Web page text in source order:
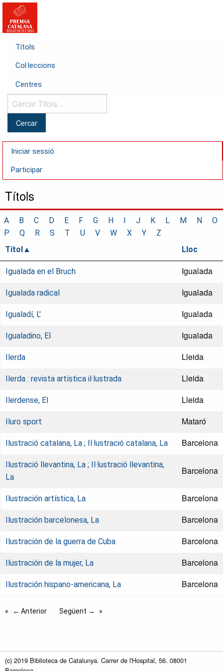
Títols
Col·leccions
Centres
Cercar
Títols...
Iniciar sessió
Participar
Títols
A B C D E F G H I J K L M N
O
P
Q R S T U V W X Y
Z
Títol
Lloc
Igualada en el Bruch Igualada
Igualada radical Igualada
Igualadí, L' Igualada
Igualadino, El Igualada
Ilerda Lleida
Ilerda : revista artística il·lustrada Lleida
Ilerdense, El Lleida
Iluro sport Mataró
Ilustració catalana, La ; Il·lustració catalana, La Barcelona
Ilustració llevantina, La ; Il·lustració llevantina,
La
Barcelona
Ilustración artística, La Barcelona
Ilustración barcelonesa, La Barcelona
Ilustración de la guerra de Cuba Barcelona
Ilustración de la mujer, La Barcelona
Ilustración hispano-americana, La Barcelona
← Anterior Següent →
(c) 2019 Biblioteca de Catalunya. Carrer de l'Hospital, 56. 08001